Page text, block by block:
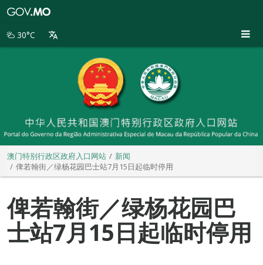
别
30°C
澳门特别行政区政府入口网站
新闻
俾若翰街／绿杨花园巴士站7月15日起临时停用
俾若翰街／绿杨花园巴
士站7月15日起临时停用